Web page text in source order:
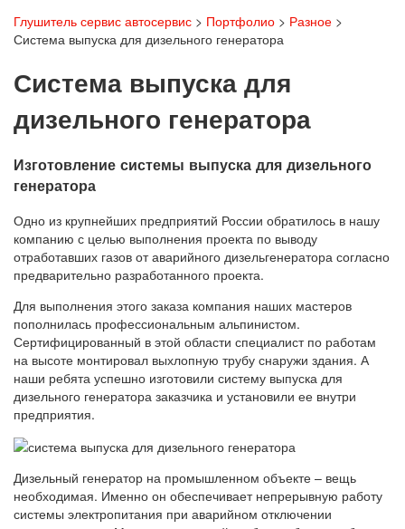
Глушитель сервис автосервис > Портфолио > Разное >
Система выпуска для дизельного генератора
Система выпуска для
дизельного генератора
Изготовление системы выпуска для дизельного
генератора
Одно из крупнейших предприятий России обратилось в нашу
компанию с целью выполнения проекта по выводу
отработавших газов от аварийного дизельгенератора согласно
предварительно разработанного проекта.
Для выполнения этого заказа компания наших мастеров
пополнилась профессиональным альпинистом.
Сертифицированный в этой области специалист по работам
на высоте монтировал выхлопную трубу снаружи здания. А
наши ребята успешно изготовили систему выпуска для
дизельного генератора заказчика и установили ее внутри
предприятия.
Дизельный генератор на промышленном объекте – вещь
необходимая. Именно он обеспечивает непрерывную работу
системы электропитания при аварийном отключении